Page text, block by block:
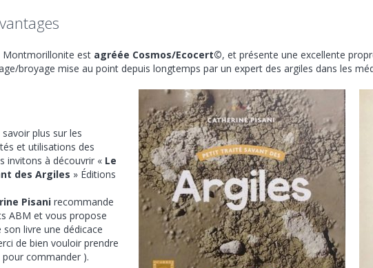
Montmorillonite est agréée Cosmos/Ecocert©, et présente une excellente
broyage mise au point depuis longtemps par un expert des argiles dans les
plus sur les
et utilisations des
invitons à découvrir « Le
des Argiles » Éditions
Pisani recommande
ABM et vous propose
livre une dédicace
de bien vouloir prendre
commander ).